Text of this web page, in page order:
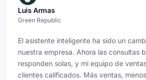
Luis Armas
Green Republic
El asistente inteligente ha sido un
nuestra empresa. Ahora las consultas
responden solas, y mi equipo de
clientes calificados. Más ventas,